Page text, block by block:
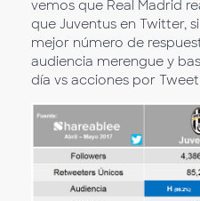
vemos que Real Madrid
que Juventus en Twitter,
mejor número de
audiencia merengue y
día vs acciones por